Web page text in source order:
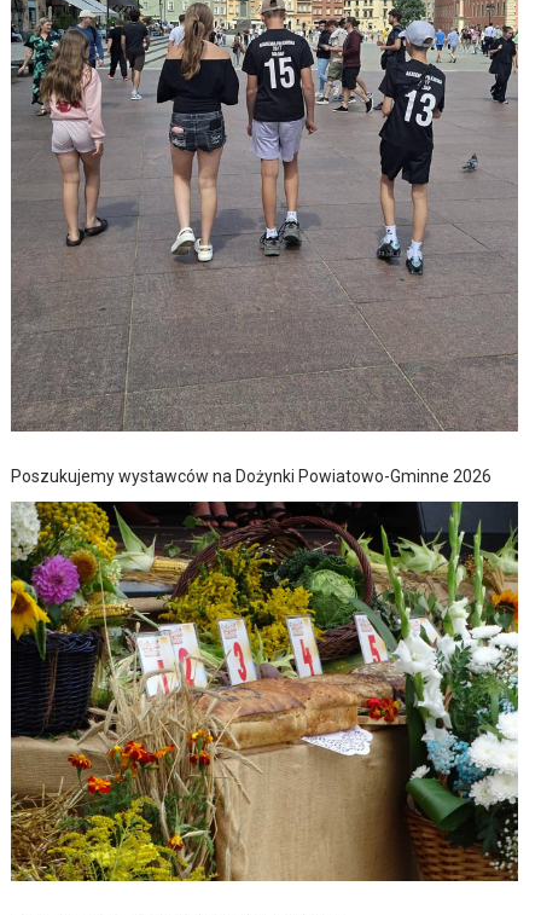
Poszukujemy wystawców na Dożynki Powiatowo-Gminne 2026